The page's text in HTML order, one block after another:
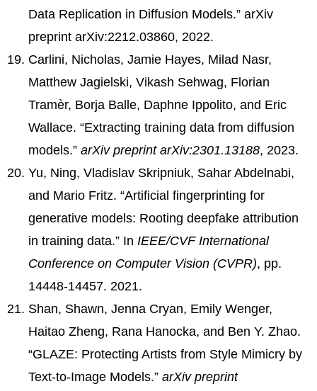
Data Replication in Diffusion Models.” arXiv
preprint arXiv:2212.03860, 2022.
Carlini, Nicholas, Jamie Hayes, Milad Nasr,
Matthew Jagielski, Vikash Sehwag, Florian
Tramèr, Borja Balle, Daphne Ippolito, and Eric
Wallace. “Extracting training data from diffusion
models.” arXiv preprint arXiv:2301.13188, 2023.
Yu, Ning, Vladislav Skripniuk, Sahar Abdelnabi,
and Mario Fritz. “Artificial fingerprinting for
generative models: Rooting deepfake attribution
in training data.” In IEEE/CVF International
Conference on Computer Vision (CVPR), pp.
14448-14457. 2021.
Shan, Shawn, Jenna Cryan, Emily Wenger,
Haitao Zheng, Rana Hanocka, and Ben Y. Zhao.
“GLAZE: Protecting Artists from Style Mimicry by
Text-to-Image Models.” arXiv preprint